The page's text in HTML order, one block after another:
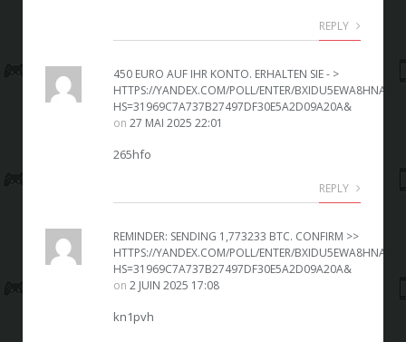
REPLY
450 EURO AUF IHR KONTO. ERHALTEN SIE - >
HTTPS://YANDEX.COM/POLL/ENTER/
HS=31969C7A737B27497DF30E5A2D09A20A&
on 27 MAI 2025 22:01
265hfo
REPLY
REMINDER: SENDING 1,773233 BTC. CONFIRM >>
HTTPS://YANDEX.COM/POLL/ENTER/
HS=31969C7A737B27497DF30E5A2D09A20A&
on 2 JUIN 2025 17:08
kn1pvh